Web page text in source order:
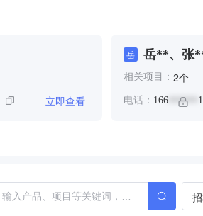
立即查看
岳 岳**、张
相关项目： 2个
电话： 166******